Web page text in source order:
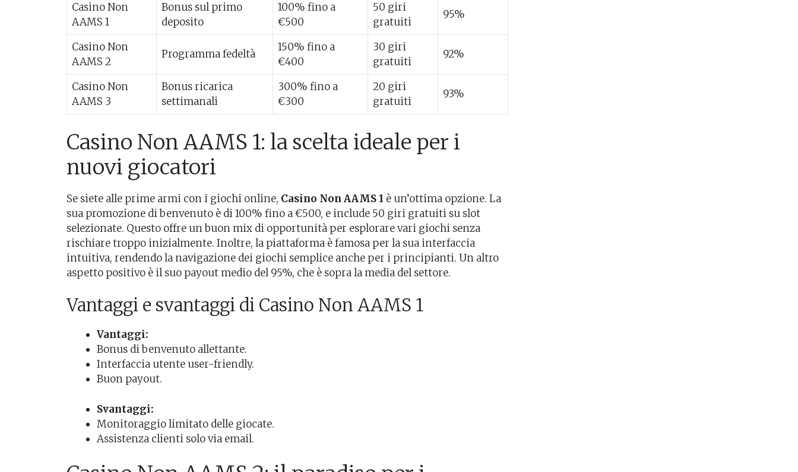
Casino Non
AAMS 1
Bonus sul primo
deposito
100% fino a
€500
50 giri
gratuiti
95%
Casino Non
AAMS 2
Programma fedeltà
150% fino a
€400
30 giri
gratuiti
92%
Casino Non
AAMS 3
Bonus ricarica
settimanali
300% fino a
€300
20 giri
gratuiti
93%
Casino Non AAMS 1: la scelta ideale per i
nuovi giocatori
Se siete alle prime armi con i giochi online, Casino Non AAMS 1 è un’ottima opzione. La
sua promozione di benvenuto è di 100% fino a €500, e include 50 giri gratuiti su slot
selezionate. Questo offre un buon mix di opportunità per esplorare vari giochi senza
rischiare troppo inizialmente. Inoltre, la piattaforma è famosa per la sua interfaccia
intuitiva, rendendo la navigazione dei giochi semplice anche per i principianti. Un altro
aspetto positivo è il suo payout medio del 95%, che è sopra la media del settore.
Vantaggi e svantaggi di Casino Non AAMS 1
Vantaggi:
Bonus di benvenuto allettante.
Interfaccia utente user-friendly.
Buon payout.
Svantaggi:
Monitoraggio limitato delle giocate.
Assistenza clienti solo via email.